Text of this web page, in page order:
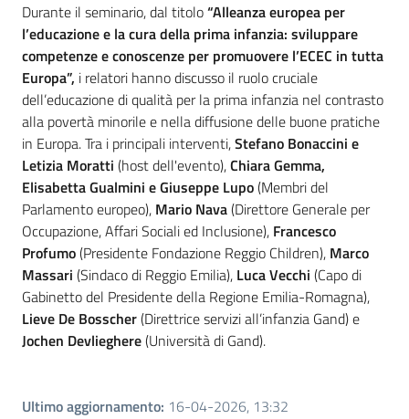
Argomenti
Durante il seminario, dal titolo“Alleanza europea per
l’educazione e la cura della prima infanzia: sviluppare
competenze e conoscenze per promuovere l’ECEC in tutta
Europa”, i relatori hanno discusso il ruolo cruciale
dell’educazione di qualità per la prima infanzia nel contrasto
alla povertà minorile e nella diffusione delle buone pratiche
in Europa. Tra i principali interventi,Stefano Bonaccini e
Letizia Moratti (host dell'evento),Chiara Gemma,
Elisabetta Gualmini e Giuseppe Lupo(Membri del
Parlamento europeo), Mario Nava(Direttore Generale per
Occupazione, Affari Sociali ed Inclusione), Francesco
Profumo(Presidente Fondazione Reggio Children), Marco
Massari (Sindaco di Reggio Emilia), Luca Vecchi (Capo di
Gabinetto del Presidente della Regione Emilia-Romagna),
Lieve De Bosscher(Direttrice servizi all’infanzia Gand) e
Jochen Devlieghere(Università di Gand).
Ultimo aggiornamento: 16-04-2026, 13:32